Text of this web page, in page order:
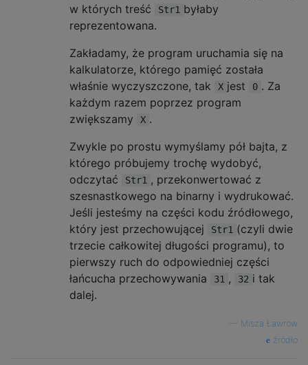
w których treść
Str1 byłaby
reprezentowana.
Zakładamy, że program uruchamia się na
kalkulatorze, którego pamięć została
właśnie wyczyszczone, tak
X jest 0 . Za
każdym razem poprzez program
zwiększamy
X .
Zwykle po prostu wymyślamy pół bajta, z
którego próbujemy trochę wydobyć,
odczytać
Str1 , przekonwertować z
szesnastkowego na binarny i wydrukować.
Jeśli jesteśmy na części kodu źródłowego,
który jest przechowującej
Str1 (czyli dwie
trzecie całkowitej długości programu), to
pierwszy ruch do odpowiedniej części
łańcucha przechowywania
31 , 32 i tak
dalej.
Misza Ławrow
źródło